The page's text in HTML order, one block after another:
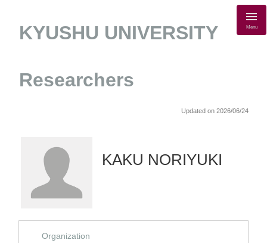
KYUSHU UNIVERSITY
Researchers
Menu
Updated on 2026/06/24
KAKU NORIYUKI
Organization